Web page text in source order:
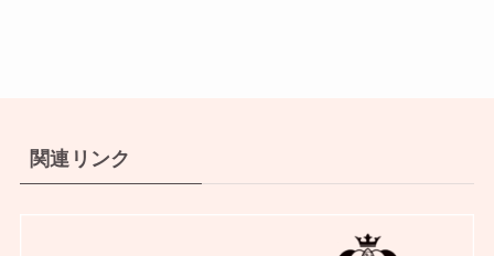
関連リンク